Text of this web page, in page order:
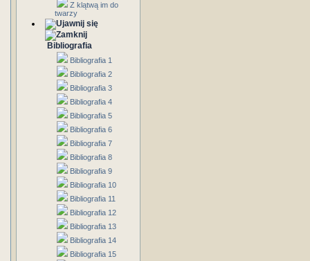
Z klątwą im do
twarzy
Bibliografia
Bibliografia 1
Bibliografia 2
Bibliografia 3
Bibliografia 4
Bibliografia 5
Bibliografia 6
Bibliografia 7
Bibliografia 8
Bibliografia 9
Bibliografia 10
Bibliografia 11
Bibliografia 12
Bibliografia 13
Bibliografia 14
Bibliografia 15